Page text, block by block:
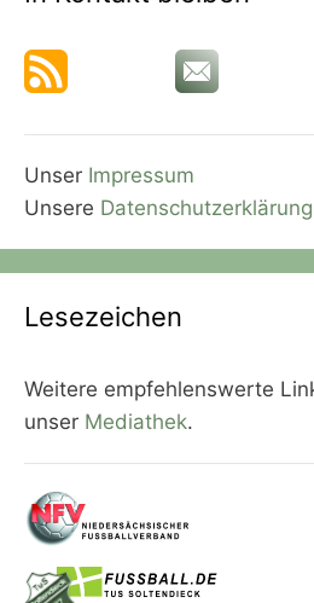
Unser Impressum
Unsere Datenschutzerklärung
Lesezeichen
Weitere empfehlenswerte
unser Mediathek.